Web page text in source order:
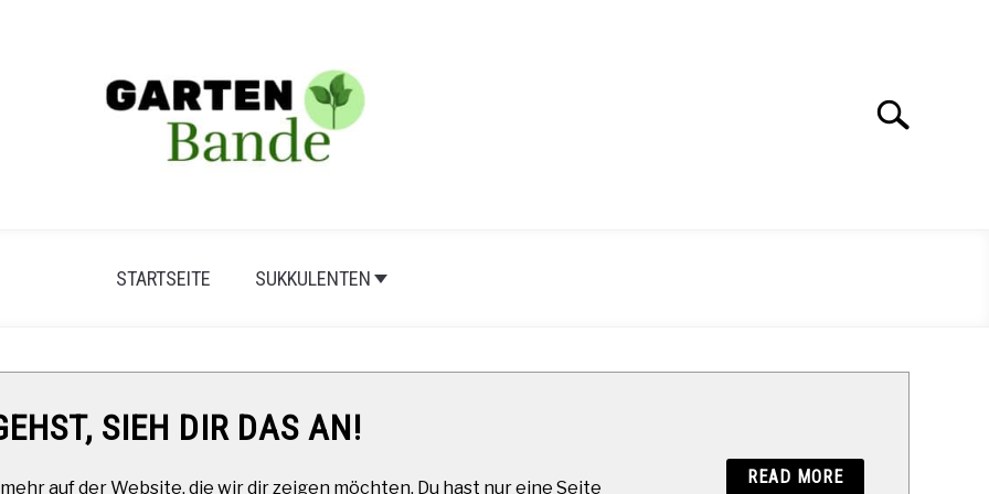
Search
STARTSEITE SUKKULENTEN
SIEH DIR DAS AN!
auf der Website, die wir dir zeigen möchten. Du hast nur eine Seite
READ MORE